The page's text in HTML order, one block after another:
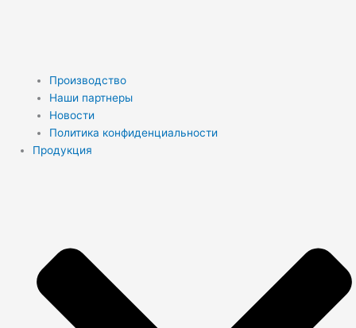
Производство
Наши партнеры
Новости
Политика конфиденциальности
Продукция